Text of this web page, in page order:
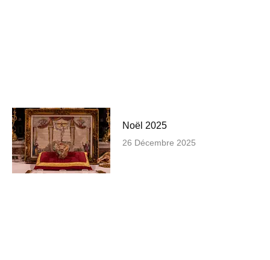
Noël 2025
26 Décembre 2025